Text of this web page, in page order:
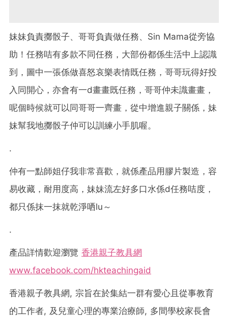
妹妹負責擲骰子、哥哥負責做任務、Sin Mama從旁協
助！任務咭有多款不同任務，大部份都係生活中上認識
到，圖中一張係做喜怒哀樂表情既任務，哥哥玩得好投
入同開心，亦會有一d畫畫既任務，哥哥仲未識畫畫，
呢個時候就可以同哥哥一齊畫，從中增進親子關係，妹
妹幫我地擲骰子仲可以訓練小手肌喔。
.
仲有一點師姐仔我非常喜歡，就係產品用膠片製造，容
易收藏，耐用度高，妹妹流左好多口水係d任務咭度，
都只係抹一抹就乾淨哂lu～
.
產品詳情歡迎瀏覽 香港親子教具網
www.facebook.com/hkteachingaid
香港親子教具網, 宗旨在於集結一群有愛心且從事教育
的工作者, 及兒童心理的專業治療師, 多間學校家長會